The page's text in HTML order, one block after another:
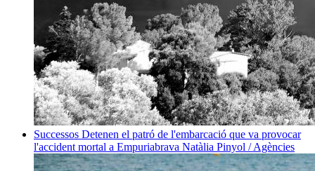
Successos Detenen el patró de l'embarcació que va provocar
l'accident mortal a Empuriabrava Natàlia Pinyol / Agències